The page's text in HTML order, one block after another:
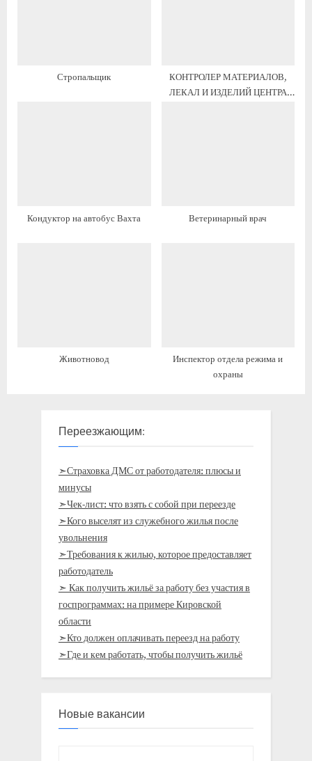
Стропальщик
КОНТРОЛЕР МАТЕРИАЛОВ,
ЛЕКАЛ И ИЗДЕЛИЙ ЦЕНТРА
Кондуктор на автобус Вахта Ветеринарный врач
Животновод
Инспектор отдела режима и
охраны
Переезжающим:
➣Страховка ДМС от работодателя: плюсы и
минусы
➣Чек-лист: что взять с собой при переезде
➣Кого выселят из служебного жилья после
увольнения
➣Требования к жилью, которое предоставляет
работодатель
➣ Как получить жильё за работу без участия в
госпрограммах: на примере Кировской
области
➣Кто должен оплачивать переезд на работу
➣Где и кем работать, чтобы получить жильё
Новые вакансии